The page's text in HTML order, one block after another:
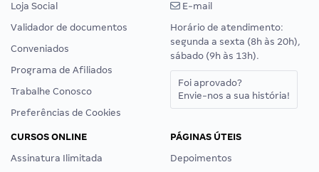
Loja Social
Validador de documentos
Conveniados
Programa de Afiliados
Trabalhe Conosco
Preferências de Cookies
E-mail
Horário de atendimento:
segunda a sexta (8h às 20h),
sábado (9h às 13h).
Foi aprovado?
Envie-nos a sua história!
CURSOS ONLINE
Assinatura Ilimitada
PÁGINAS ÚTEIS
Depoimentos